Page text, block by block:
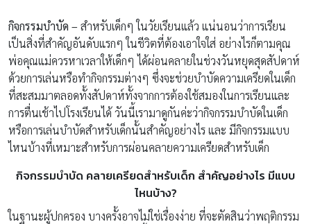
กิจกรรมบำบัด – สำหรับเด็กๆ ในวัยเรียนแล้ว แน่นอนว่าการเรียน
เป็นสิ่งที่สำคัญอันดับแรกๆ ในชีวิตที่ต้องเอาใจใส่ อย่างไรก็ตามคุณ
พ่อคุณแม่ควรหาเวลาให้เด็กๆ ได้ผ่อนคลายในช่วงวันหยุดสุดสัปดาห์
ด้วยการเล่นหรือทำกิจกรรมต่างๆ ซึ่งจะช่วยบำบัดความเครียดในเด็ก
ที่สะสมมาตลอดทั้งสัปดาห์ทั้งจากการต้องใช้สมองในการเรียนและ
การตื่นเช้าไปโรงเรียนได้ วันนี้เรามาดูกันค่ะว่ากิจกรรมบำบัดในเด็ก
หรือการเล่นบำบัดสำหรับเด็กนั้นสำคัญอย่างไร และ มีกิจกรรมแบบ
ไหนบ้างที่เหมาะสำหรับการผ่อนคลายความเครียดสำหรับเด็ก
กิจกรรมบำบัด คลายเครียดสำหรับเด็ก สำคัญอย่างไร มีแบบ
ไหนบ้าง?
ในฐานะผู้ปกครอง บางครั้งอาจไม่ใช่เรื่องง่าย ที่จะตัดสินว่าพฤติกรรม